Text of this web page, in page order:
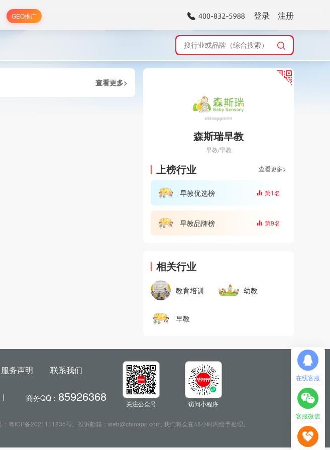
GEO推广 登录 注册
查看更多>
森斯瑞早教
早教/早教
上榜行业 查看更多>
早教优选榜 第1名
早教品牌榜 第9名
相关行业
教育培训 幼教
早教
服务声明 联系我们
商务QQ： 85926368
关注公众号 访问小程序
ICP备2021111835号。投诉邮箱：web@chinapp.com, 我们将会在48小时内给予处理。
在线客服
客服微信